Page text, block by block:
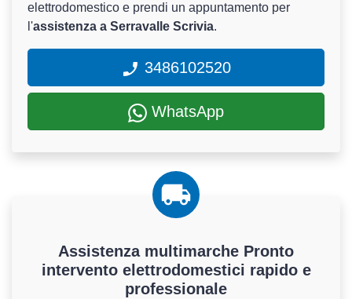
elettrodomestico e prendi un appuntamento per
l'assistenza a Serravalle Scrivia.
3486102520
WhatsApp
Assistenza multimarche Pronto
intervento elettrodomestici rapido e
professionale